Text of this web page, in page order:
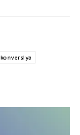
konversiya